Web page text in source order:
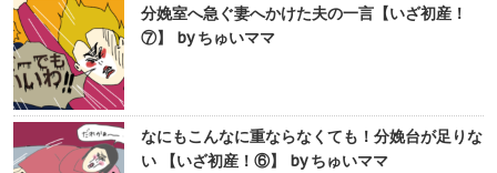
分娩室へ急ぐ妻へかけた夫の一言【いざ初産！
⑦】 by ちゅいママ
なにもこんなに重ならなくても！分娩台が足りな
い 【いざ初産！⑥】 by ちゅいママ